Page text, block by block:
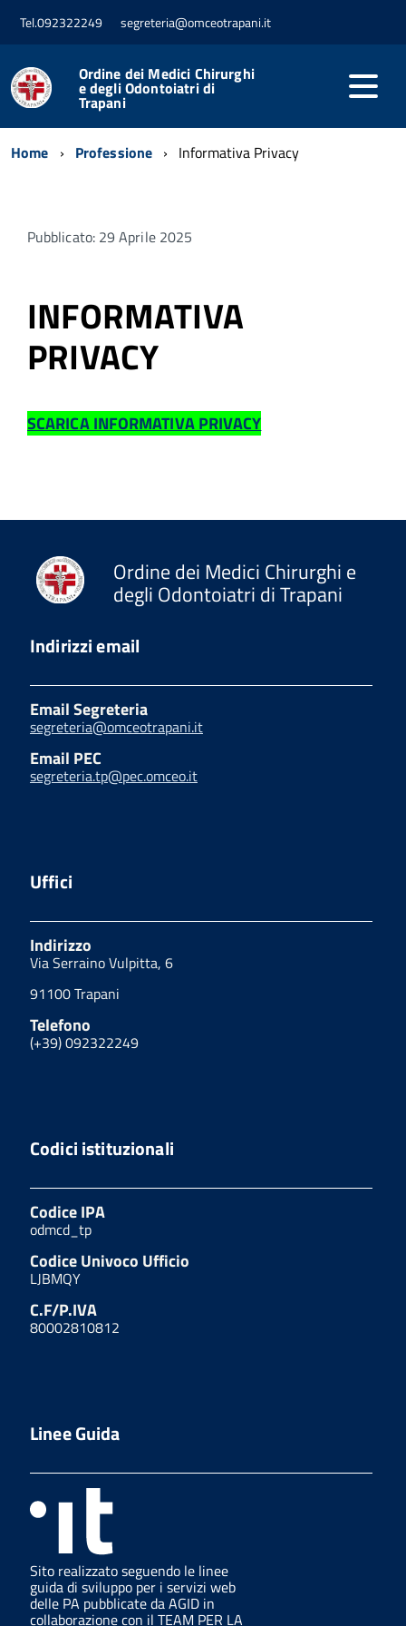
Tel.092322249 segreteria@omceotrapani.it
Ordine dei Medici Chirurghi
e degli Odontoiatri di
Trapani
Home Professione Informativa Privacy
Pubblicato: 29 Aprile 2025
INFORMATIVA
PRIVACY
SCARICA INFORMATIVA PRIVACY
Ordine dei Medici Chirurghi e
degli Odontoiatri di Trapani
Indirizzi email
Email Segreteria
segreteria@omceotrapani.it
Email PEC
segreteria.tp@pec.omceo.it
Uffici
Indirizzo
Via Serraino Vulpitta, 6
91100 Trapani
Telefono
(+39) 092322249
Codici istituzionali
Codice IPA
odmcd_tp
Codice Univoco Ufficio
LJBMQY
C.F/P.IVA
80002810812
Linee Guida
Sito realizzato seguendo le linee
guida di sviluppo per i servizi web
delle PA pubblicate da AGID in
collaborazione con il TEAM PER LA